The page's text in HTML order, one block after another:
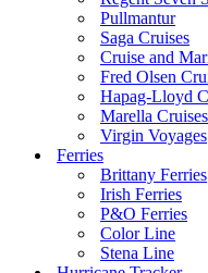
Pullmantur
Saga Cruises
Cruise and
Fred Olsen
Hapag-Lloyd
Marella Cruises
Virgin Voyages
Ferries
Brittany Ferries
Irish Ferries
P&O Ferries
Color Line
Stena Line